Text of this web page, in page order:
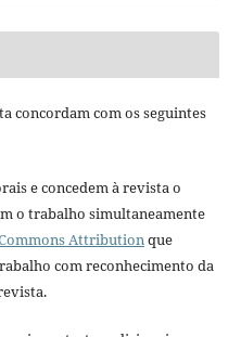
concordam com os seguintes
e concedem à revista o
o trabalho simultaneamente
Attribution que
com reconhecimento da